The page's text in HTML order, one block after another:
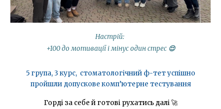
Настрій:
+100 до мотивації і мінус один стрес😌
5 група, 3 курс, стоматологічний ф-тет успішно
пройшли допускове комп’ютерне тестування
Горді за себе й готові рухатись далі 🚀